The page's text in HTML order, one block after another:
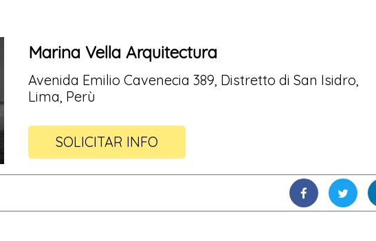
Marina Vella Arquitectura
Avenida Emilio Cavenecia 389, Distretto di San Isidro,
Lima, Perù
SOLICITAR INFO